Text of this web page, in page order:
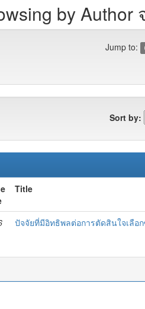
by Author
Jump to:
Sort by:
Title
ปัจจัยที่มีอิทธิพลต่อการตัดสินใจเลื